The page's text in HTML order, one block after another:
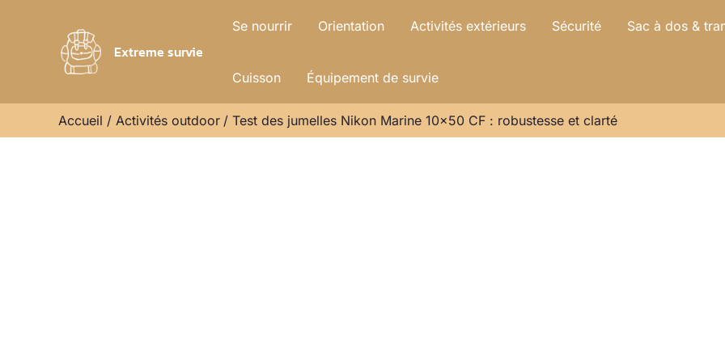
Extreme survie
Se nourrir Orientation Activités extérieurs Sécurité Sac à dos &
Cuisson Équipement de survie
Accueil Activités outdoor Test des jumelles Nikon Marine 10×50 CF : robustesse et clarté